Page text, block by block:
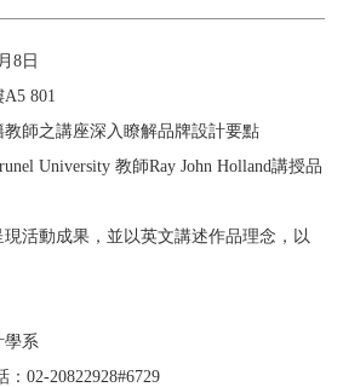
月 8 日
A5 801
師之講座深入瞭解品牌設計要點
University 教師Ray John Holland講授品
活動成果，並以英文講述作品理念，以
學系
： 02-20822928#6729